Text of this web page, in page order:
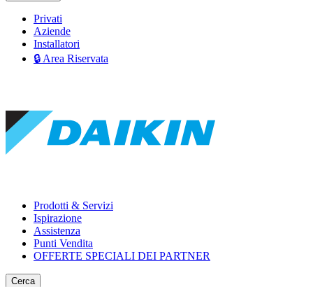
Privati
Aziende
Installatori
🔒 Area Riservata
Prodotti & Servizi
Ispirazione
Assistenza
Punti Vendita
OFFERTE SPECIALI DEI PARTNER
Cerca